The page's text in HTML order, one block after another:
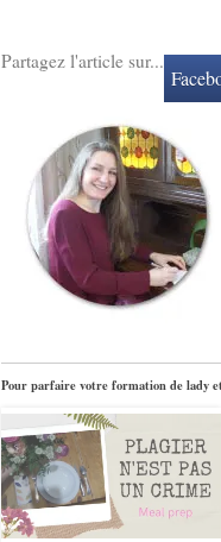
Partagez l'article sur...
Pour parfaire votre formation de lady